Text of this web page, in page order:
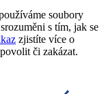
soubory
s tím, jak se
zjistíte více o
či zakázat.